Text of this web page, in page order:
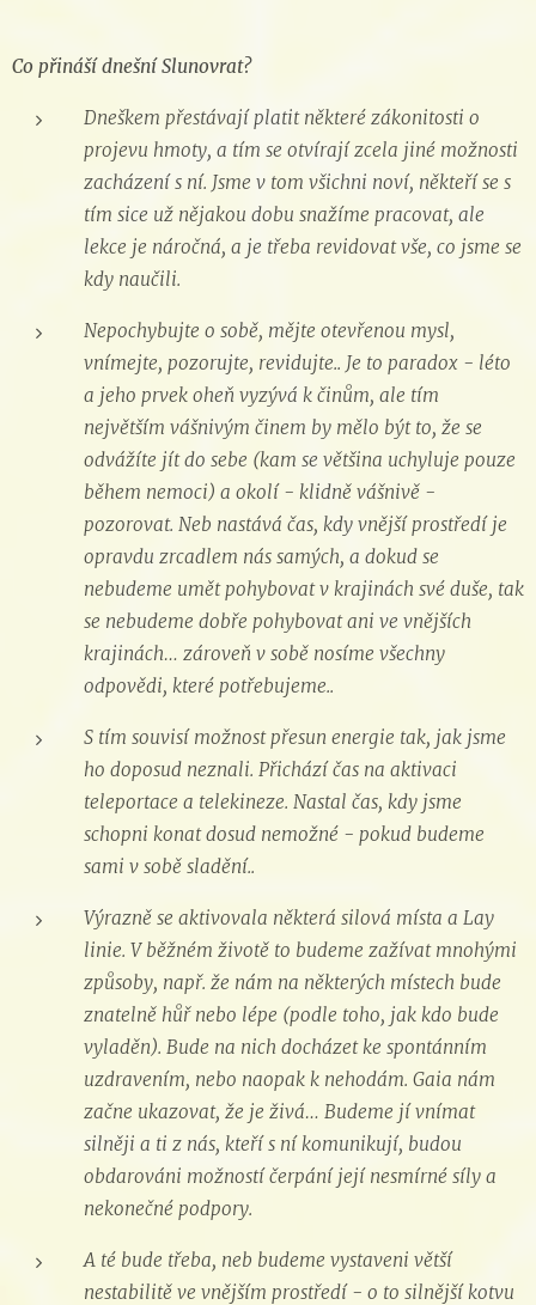
Co přináší dnešní Slunovrat?
Dneškem přestávají platit některé zákonitosti o
projevu hmoty, a tím se otvírají zcela jiné možnosti
zacházení s ní. Jsme v tom všichni noví, někteří se s
tím sice už nějakou dobu snažíme pracovat, ale
lekce je náročná, a je třeba revidovat vše, co jsme se
kdy naučili.
Nepochybujte o sobě, mějte otevřenou mysl,
vnímejte, pozorujte, revidujte.. Je to paradox - léto
a jeho prvek oheň vyzývá k činům, ale tím
největším vášnivým činem by mělo být to, že se
odvážíte jít do sebe (kam se většina uchyluje pouze
během nemoci) a okolí - klidně vášnivě -
pozorovat. Neb nastává čas, kdy vnější prostředí je
opravdu zrcadlem nás samých, a dokud se
nebudeme umět pohybovat v krajinách své duše, tak
se nebudeme dobře pohybovat ani ve vnějších
krajinách… zároveň v sobě nosíme všechny
odpovědi, které potřebujeme..
S tím souvisí možnost přesun energie tak, jak jsme
ho doposud neznali. Přichází čas na aktivaci
teleportace a telekineze. Nastal čas, kdy jsme
schopni konat dosud nemožné - pokud budeme
sami v sobě sladění..
Výrazně se aktivovala některá silová místa a Lay
linie. V běžném životě to budeme zažívat mnohými
způsoby, např. že nám na některých místech bude
znatelně hůř nebo lépe (podle toho, jak kdo bude
vyladěn). Bude na nich docházet ke spontánním
uzdravením, nebo naopak k nehodám. Gaia nám
začne ukazovat, že je živá… Budeme jí vnímat
silněji a ti z nás, kteří s ní komunikují, budou
obdarováni možností čerpání její nesmírné síly a
nekonečné podpory.
A té bude třeba, neb budeme vystaveni větší
nestabilitě ve vnějším prostředí - o to silnější kotvu